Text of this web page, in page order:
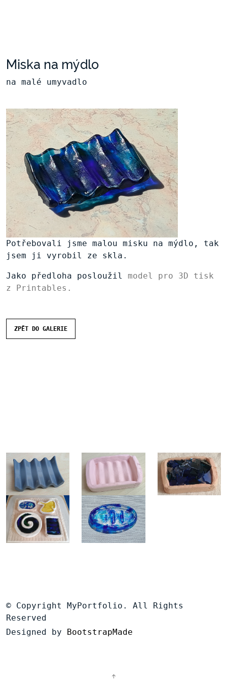
Miska na mýdlo
na malé umyvadlo
Potřebovali jsme malou misku na mýdlo, tak
jsem ji vyrobil ze skla.
Jako předloha posloužil model pro 3D tisk
z Printables.
ZPĚT DO GALERIE
© Copyright MyPortfolio. All Rights
Reserved
Designed by BootstrapMade